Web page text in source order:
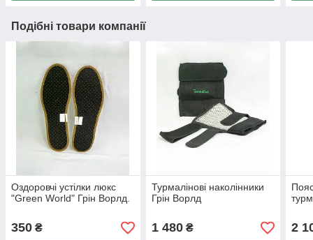
Подібні товари компанії
Оздоровчі устілки люкс
"Green World" Грін Ворлд.
350 ₴
Турмалінові наколінники
Грін Ворлд
1 480₴ 2